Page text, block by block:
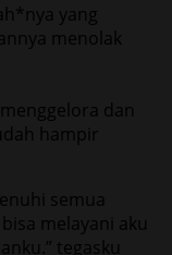
yang
menolak
dan
hampir
semua
melayani aku
tegasku